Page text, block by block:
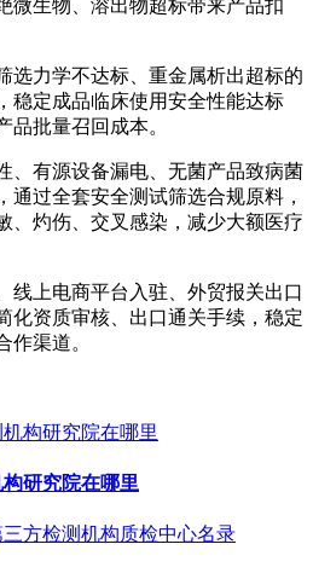
微生物、溶出物超标带来产品扣
选力学不达标、重金属析出超标的
稳定成品临床使用安全性能达标
品批量召回成本。
、有源设备漏电、无菌产品致病菌
通过全套安全测试筛选合规原料，
、灼伤、交叉感染，减少大额医疗
线上电商平台入驻、外贸报关出口
化资质审核、出口通关手续，稳定
作渠道。
研究院在哪里